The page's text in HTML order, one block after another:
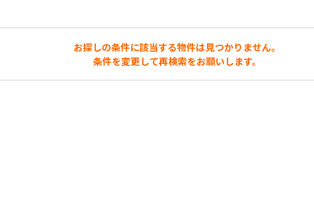
お探しの条件に該当する物件は見つかりません。
条件を変更して再検索をお願いします。